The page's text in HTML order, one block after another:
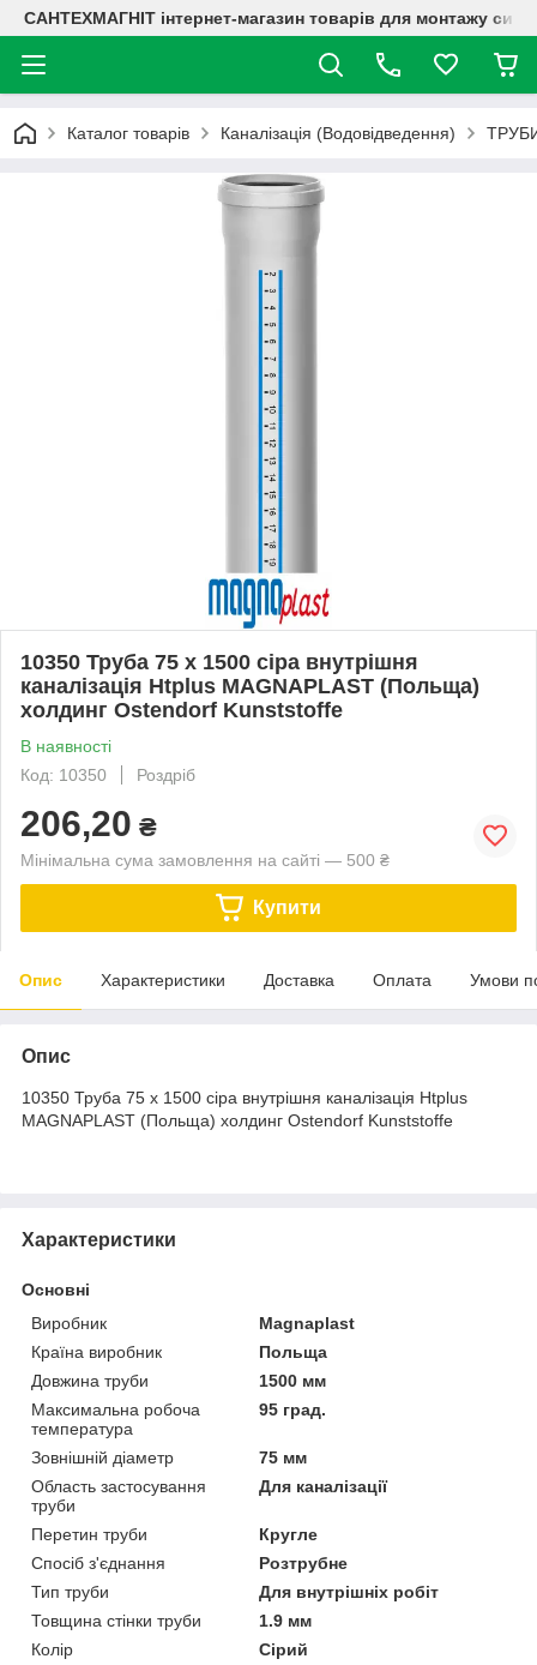
САНТЕХМАГНІТ інтернет-магазин товарів для монтажу
Каталог товарів Каналізація (Водовідведення)
10350 Труба 75 х 1500 сіра внутрішня
каналізація Htplus MAGNAPLAST (Польща)
холдинг Ostendorf Kunststoffe
В наявності
Код: 10350
Роздріб
206,20 ₴
Мінімальна сума замовлення на сайті — 500 ₴
Купити
Опис Характеристики Доставка Оплата Умови
Опис
10350 Труба 75 х 1500 сіра внутрішня каналізація Htplus
MAGNAPLAST (Польща) холдинг Ostendorf Kunststoffe
Характеристики
Основні
Виробник
Magnaplast
Країна виробник
Польща
Довжина труби
1500 мм
Максимальна робоча
температура
95 град.
Зовнішній діаметр
75 мм
Область застосування
труби
Для каналізації
Перетин труби
Кругле
Спосіб з'єднання
Розтрубне
Тип труби
Для внутрішніх робіт
Товщина стінки труби
1.9 мм
Колір
Сірий